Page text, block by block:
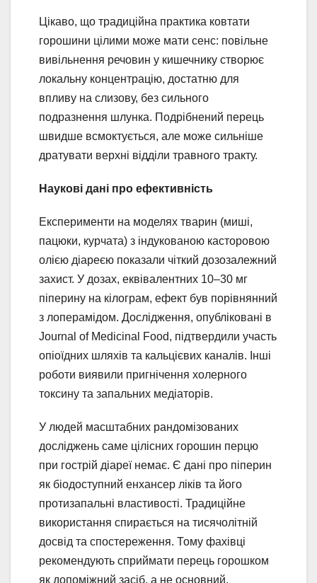
Цікаво, що традиційна практика ковтати
горошини цілими може мати сенс: повільне
вивільнення речовин у кишечнику створює
локальну концентрацію, достатню для
впливу на слизову, без сильного
подразнення шлунка. Подрібнений перець
швидше всмоктується, але може сильніше
дратувати верхні відділи травного тракту.
Наукові дані про ефективність
Експерименти на моделях тварин (миші,
пацюки, курчата) з індукованою касторовою
олією діареєю показали чіткий дозозалежний
захист. У дозах, еквівалентних 10–30 мг
піперину на кілограм, ефект був порівнянний
з лоперамідом. Дослідження, опубліковані в
Journal of Medicinal Food, підтвердили участь
опіоїдних шляхів та кальцієвих каналів. Інші
роботи виявили пригнічення холерного
токсину та запальних медіаторів.
У людей масштабних рандомізованих
досліджень саме цілісних горошин перцю
при гострій діареї немає. Є дані про піперин
як біодоступний енхансер ліків та його
протизапальні властивості. Традиційне
використання спирається на тисячолітній
досвід та спостереження. Тому фахівці
рекомендують сприймати перець горошком
як допоміжний засіб, а не основний.